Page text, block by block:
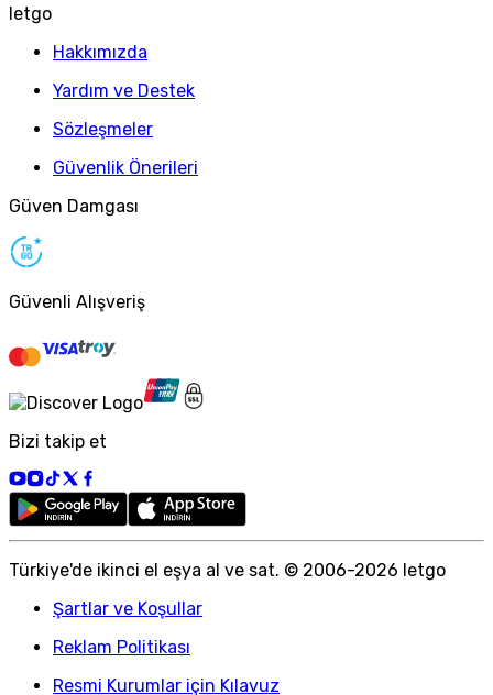
letgo
Hakkımızda
Yardım ve Destek
Sözleşmeler
Güvenlik Önerileri
Güven Damgası
Güvenli Alışveriş
Bizi takip et
Türkiye'de ikinci el eşya al ve sat. © 2006-2026 letgo
Şartlar ve Koşullar
Reklam Politikası
Resmi Kurumlar için Kılavuz